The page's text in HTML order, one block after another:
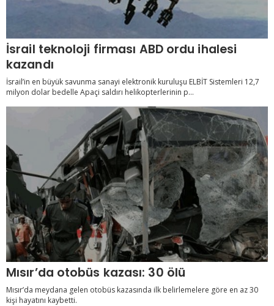
İsrail teknoloji firması ABD ordu ihalesi
kazandı
İsrail’in en büyük savunma sanayi elektronik kuruluşu ELBİT Sistemleri 12,7
milyon dolar bedelle Apaçi saldırı helikopterlerinin p...
Mısır’da otobüs kazası: 30 ölü
Mısır’da meydana gelen otobüs kazasında ilk belirlemelere göre en az 30
kişi hayatını kaybetti.